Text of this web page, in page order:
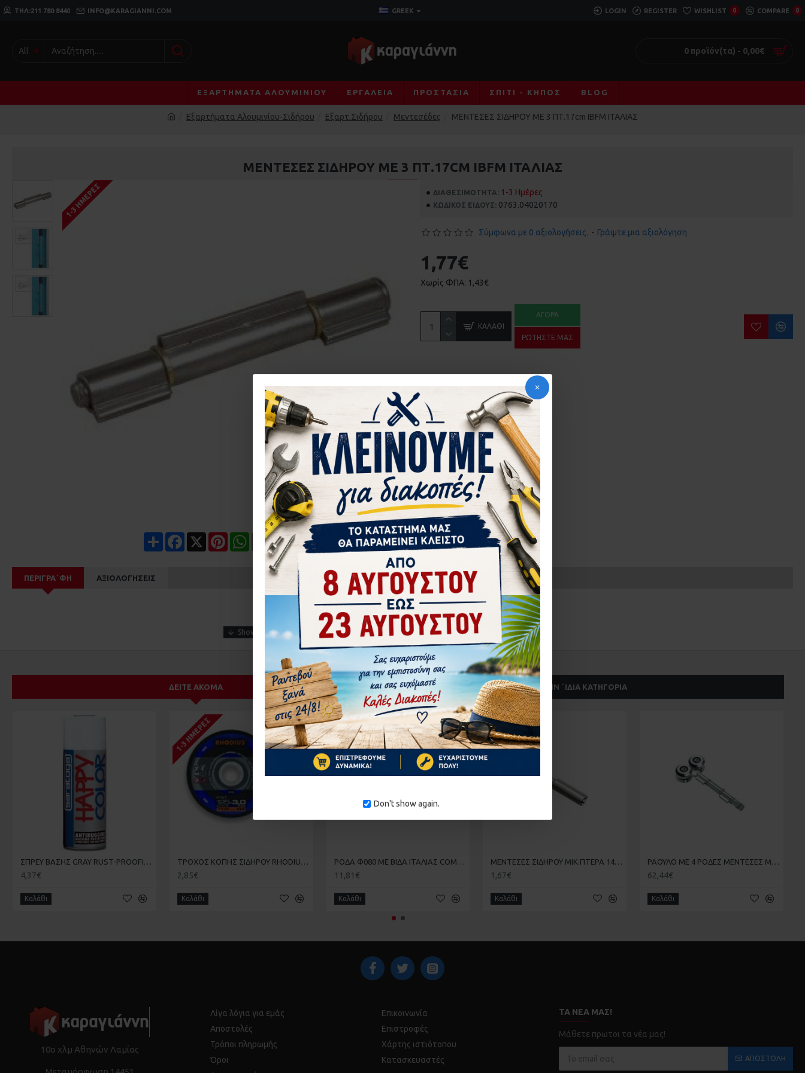
Don't show again.
ΤΗΛ:211 780 8440 INFO@KARAGIANNI.COM GREEK LOGIN REGISTER WISHLIST 0 COMPARE 0
All 0 προϊόν(τα) - 0,00€
ΕΞΑΡΤΉΜΑΤΑ ΑΛΟΥΜΙΝΊΟΥ ΕΡΓΑΛΕΊΑ ΠΡΟΣΤΑΣΊΑ ΣΠΊΤΙ - ΚΉΠΟΣ BLOG
Εξαρτήματα Αλουμινίου-Σιδήρου Εξαρτ.Σιδήρου Μεντεσέδες ΜΕΝΤΕΣΕΣ ΣΙΔΗΡΟΥ ΜΕ 3 ΠΤ.17cm IBFM ΙΤΑΛΙΑΣ
ΜΕΝΤΕΣΕΣ ΣΙΔΗΡΟΥ ΜΕ 3 ΠΤ.17CM IBFM ΙΤΑΛΙΑΣ
1-3 ΗΜΈΡΕΣ
Share Facebook PinterestWhatsApp
Email
ΔΙΑΘΕΣΙΜΌΤΗΤΑ: 1-3 Ημέρες
ΚΩΔΙΚΌΣ ΕΊΔΟΥΣ: 0763.04020170
Σύμφωνα με 0 αξιολογήσεις. - Γράψτε μια αξιολόγηση
1,77€
Χωρίς ΦΠΑ: 1,43€
ΚΑΛΆΘΙ
ΑΓΟΡΆ
ΡΩΤΉΣΤΕ ΜΑΣ
ΠΕΡΙΓΡΑ΄ΦΉ ΑΞΙΟΛΟΓΉΣΕΙΣ
ΔΕΊΤΕ ΑΚΌΜΑ ΣΤΗΝ ΄ΙΔΙΑ ΚΑΤΗΓΟΡΊΑ
ΣΠΡΕΥ ΒΑΣΗΣ GRAY RUST-PROOFING 400ml
4,37€
Καλάθι
1-3 ΗΜΈΡΕΣ
ΤΡΟΧΟΣ ΚΟΠΗΣ ΣΙΔΗΡΟΥ RHODIUS 230
2,85€
Καλάθι
1-3 ΗΜΈΡΕΣ
ΡΟΔΑ Φ080 ΜΕ ΒΙΔΑ ΙΤΑΛΙΑΣ COMUNELLO ART300V
11,81€
Καλάθι
ΜΕΝΤΕΣΕΣ ΣΙΔΗΡΟΥ ΜΙΚ.ΠΤΕΡΑ 14cm COMUNELLO 402/14
1,67€
Καλάθι
ΡΑΟΥΛΟ ΜΕ 4 ΡΟΔΕΣ ΜΕΝΤΕΣΕΣ ΜΕΣΣΑΙΟ 16C
62,44€
Καλάθι
10ο χλμ Αθηνών Λαμίας
Λίγα λόγια για εμάς
Αποστολές
Τρόποι πληρωμής
Όροι
Επικοινωνία
Επιστροφές
Χάρτης ιστιότοπου
Κατασκευαστές
ΤΑ ΝΈΑ ΜΑΣ!
Μάθετε πρωτοι τα νέα μας!
ΑΠΟΣΤΟΛΉ